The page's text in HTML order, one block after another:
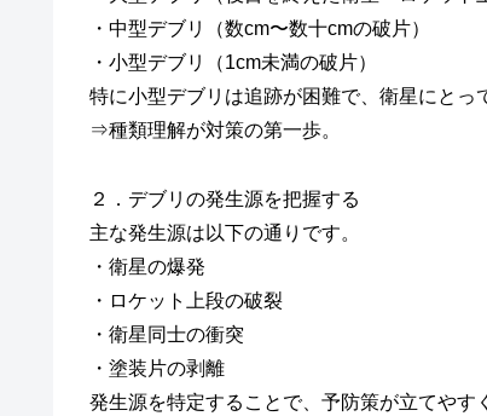
・中型デブリ（数cm〜数十cmの破片）
・小型デブリ（1cm未満の破片）
特に小型デブリは追跡が困難で、衛星にとっ
⇒種類理解が対策の第一歩。
２．デブリの発生源を把握する
主な発生源は以下の通りです。
・衛星の爆発
・ロケット上段の破裂
・衛星同士の衝突
・塗装片の剥離
発生源を特定することで、予防策が立てやす